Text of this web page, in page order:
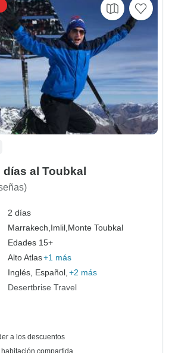
al Toubkal
2 días
Marrakech, Imlil, Monte Toubkal
Edades 15+
Alto Atlas+1 más
Inglés, Español, +2 más
Desertbrise Travel
a los descuentos
compartida